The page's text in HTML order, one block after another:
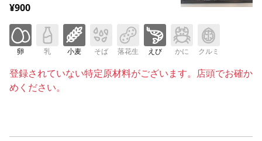
¥900
卵 乳 小麦 そば 落花生 えび かに クルミ
登録されていない特定原材料がございます。店頭でお確か
めください。